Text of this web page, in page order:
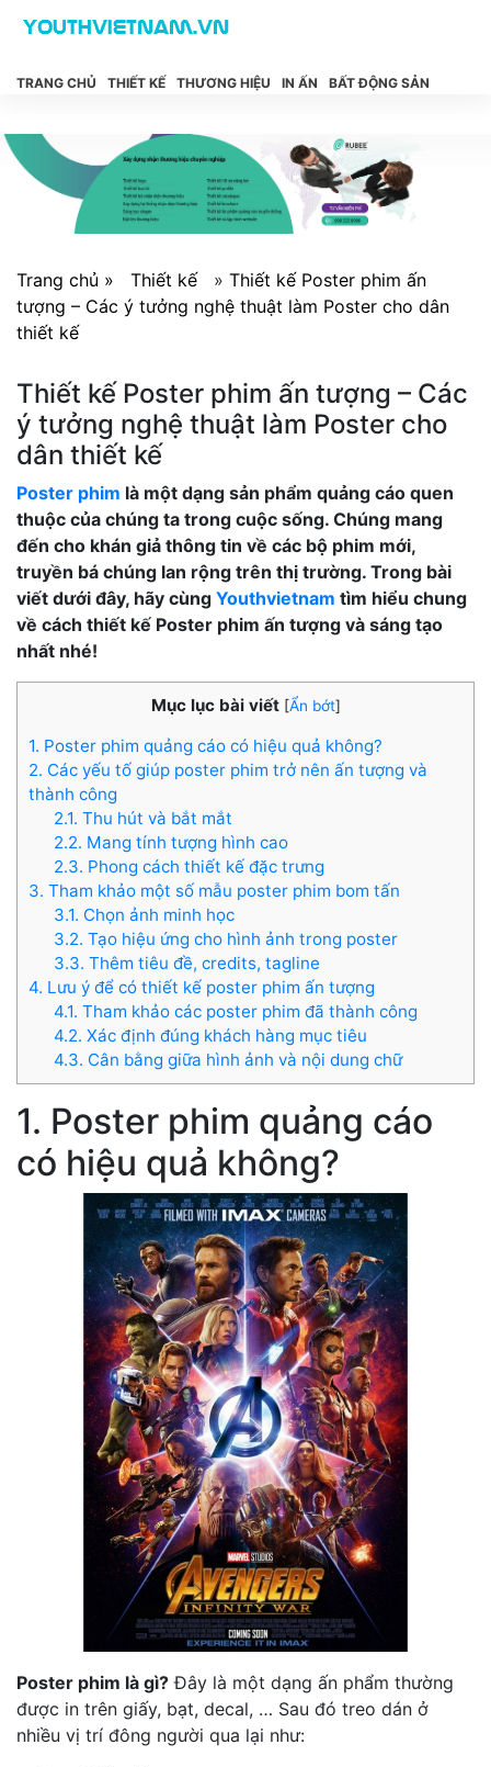
TRANG CHỦ THIẾT KẾ THƯƠNG HIỆU IN ẤN BẤT ĐỘNG SẢN
Trang chủ » Thiết kế » Thiết kế Poster phim ấn
tượng – Các ý tưởng nghệ thuật làm Poster cho dân
thiết kế
Thiết kế Poster phim ấn tượng – Các
ý tưởng nghệ thuật làm Poster cho
dân thiết kế
Poster phim là một dạng sản phẩm quảng cáo quen
thuộc của chúng ta trong cuộc sống. Chúng mang
đến cho khán giả thông tin về các bộ phim mới,
truyền bá chúng lan rộng trên thị trường. Trong bài
viết dưới đây, hãy cùng Youthvietnam tìm hiểu chung
về cách thiết kế Poster phim ấn tượng và sáng tạo
nhất nhé!
Mục lục bài viết [Ẩn bớt]
1. Poster phim quảng cáo có hiệu quả không?
2. Các yếu tố giúp poster phim trở nên ấn tượng và
thành công
2.1. Thu hút và bắt mắt
2.2. Mang tính tượng hình cao
2.3. Phong cách thiết kế đặc trưng
3. Tham khảo một số mẫu poster phim bom tấn
3.1. Chọn ảnh minh học
3.2. Tạo hiệu ứng cho hình ảnh trong poster
3.3. Thêm tiêu đề, credits, tagline
4. Lưu ý để có thiết kế poster phim ấn tượng
4.1. Tham khảo các poster phim đã thành công
4.2. Xác định đúng khách hàng mục tiêu
4.3. Cân bằng giữa hình ảnh và nội dung chữ
1. Poster phim quảng cáo
có hiệu quả không?
Poster phim là gì? Đây là một dạng ấn phẩm thường
được in trên giấy, bạt, decal, … Sau đó treo dán ở
nhiều vị trí đông người qua lại như: